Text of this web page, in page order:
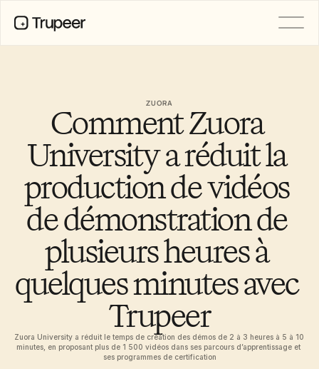
ZUORA
Comment Zuora
University a réduit la
production de vidéos
de démonstration de
plusieurs heures à
quelques minutes avec
Trupeer
Zuora University a réduit le temps de création des démos de 2 à 3 heures à 5 à 10
minutes, en proposant plus de 1 500 vidéos dans ses parcours d’apprentissage et
ses programmes de certification
Traduction
Base de connaissances
Kits de marque
Pages partagées
Enregistrement d’écran par IA
RESSOURCES
Champions du changement en IA
Centre de confiance
Demandes de fonctionnalités
Modèles de documents
FAQ
Announcement